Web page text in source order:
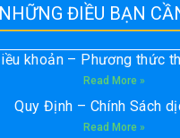
NHỮNG ĐIỀU BẠN
khoản – Phương thức
Read More »
Quy Định – Chính Sách
Read More »